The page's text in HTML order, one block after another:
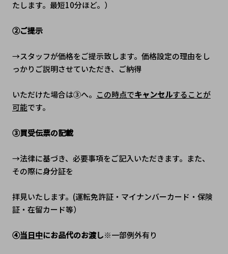
たします。最短10分ほど。）
②ご提示
→スタッフが価格をご提示致します。価格設定の理由をし
っかりご説明させていただき、ご納得
いただけた場合は③へ。 この時点でキャンセルすることが
可能です。
③買受伝票の記載
→法律に基づき、必要事項をご記入いただきます。また、
その際に身分証を
拝見いたします。(運転免許証・マイナンバーカード・保険
証・在留カード等）
④当日中にお品代のお渡し※一部例外有り